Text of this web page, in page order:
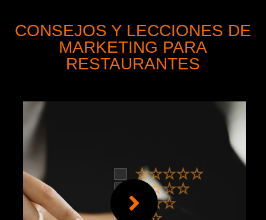
CONSEJOS Y LECCIONES DE
MARKETING PARA
RESTAURANTES